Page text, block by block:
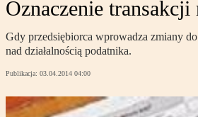
Oznaczenie
Gdy przedsiębiorca wprowadza zmiany
nad działalnością podatnika.
Publikacja: 03.04.2014 04:00